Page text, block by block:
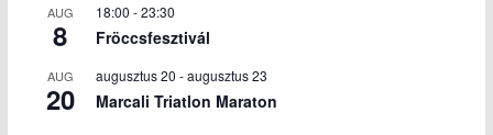
AUG
8
18:00 -23:30
Fröccsfesztivál
AUG
20
augusztus 20 -augusztus 23
Marcali Triatlon Maraton